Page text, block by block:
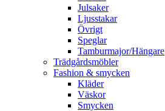
Julsaker
Ljusstakar
Övrigt
Speglar
Tamburmajor/Hängare
Trädgårdsmöbler
Fashion & smycken
Kläder
Väskor
Smycken